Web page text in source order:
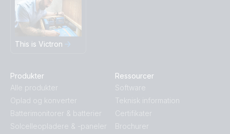
This is Victron
Produkter
Alle produkter
Oplad og konverter
Batterimonitorer & batterier
Solcelleopladere & -paneler
Ressourcer
Software
Teknisk information
Certifikater
Brochurer